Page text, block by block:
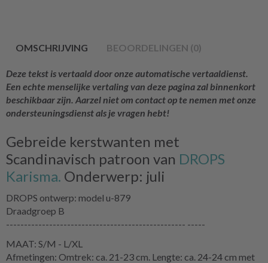
OMSCHRIJVING BEOORDELINGEN (0)
Deze tekst is vertaald door onze automatische vertaaldienst.
Een echte menselijke vertaling van deze pagina zal binnenkort
beschikbaar zijn. Aarzel niet om contact op te nemen met onze
ondersteuningsdienst als je vragen hebt!
Gebreide kerstwanten met
Scandinavisch patroon van DROPS
Karisma. Onderwerp: juli
DROPS ontwerp: model u-879
Draadgroep B
-------------------------------------------------- -----
MAAT: S/M - L/XL
Afmetingen: Omtrek: ca. 21-23 cm. Lengte: ca. 24-24 cm met